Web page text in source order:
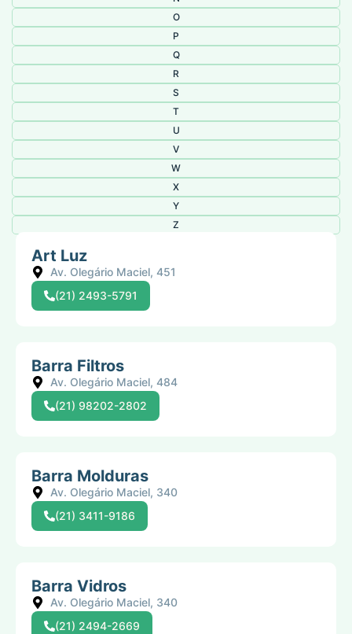
O
P
Q
R
S
T
U
V
W
X
Y
Z
Art Luz
Av. Olegário Maciel, 451
(21) 2493-5791
Barra Filtros
Av. Olegário Maciel, 484
(21) 98202-2802
Barra Molduras
Av. Olegário Maciel, 340
(21) 3411-9186
Barra Vidros
Av. Olegário Maciel, 340
(21) 2494-2669